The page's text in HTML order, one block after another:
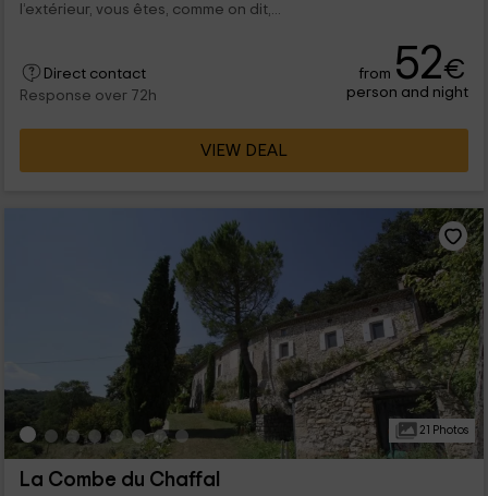
l’extérieur, vous êtes, comme on dit,...
Direct contact
Response over 72h
from 52€
person and night
VIEW DEAL
21 Photos
La Combe du Chaffal